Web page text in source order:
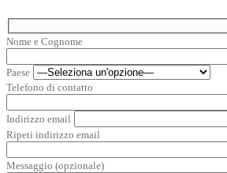
Nome e Cognome
Paese
Telefono di contatto
Indirizzo email
Ripeti indirizzo email
Messaggio (opzionale)